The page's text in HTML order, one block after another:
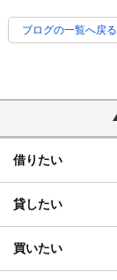
ブログの一覧へ戻る
借りたい
貸したい
買いたい